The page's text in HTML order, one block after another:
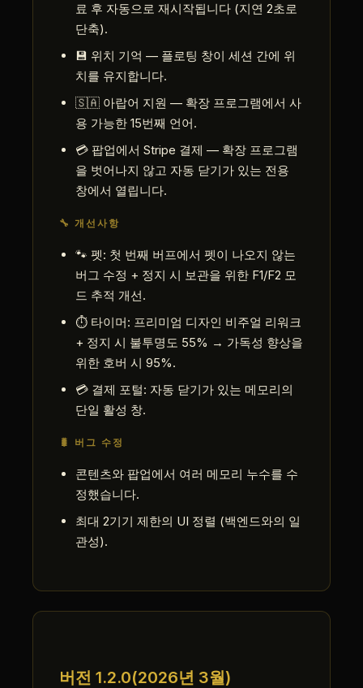
료 후 자동으로 재시작됩니다 (지연 2초로
단축).
💾 위치 기억 — 플로팅 창이 세션 간에 위
치를 유지합니다.
🇸🇦 아랍어 지원 — 확장 프로그램에서 사
용 가능한 15번째 언어.
💳 팝업에서 Stripe 결제 — 확장 프로그램
을 벗어나지 않고 자동 닫기가 있는 전용
창에서 열립니다.
🔧 개선사항
🐾 펫: 첫 번째 버프에서 펫이 나오지 않는
버그 수정 + 정지 시 보관을 위한 F1/F2 모
드 추적 개선.
⏱ 타이머: 프리미엄 디자인 비주얼 리워크
+ 정지 시 불투명도 55% → 가독성 향상을
위한 호버 시 95%.
💳 결제 포털: 자동 닫기가 있는 메모리의
단일 활성 창.
🐛 버그 수정
콘텐츠와 팝업에서 여러 메모리 누수를 수
정했습니다.
최대 2기기 제한의 UI 정렬 (백엔드와의 일
관성).
버전 1.2.0(2026년 3월)